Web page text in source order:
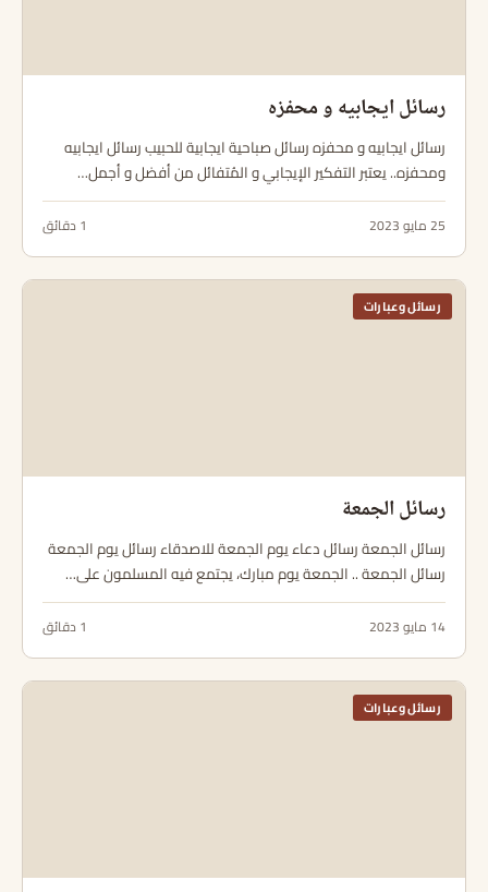
رسائل ايجابيه و محفزه
رسائل ايجابيه و محفزه رسائل صباحية ايجابية للحبيب رسائل ايجابيه
ومحفزه.. يعتبر التفكير الإيجابي و المُتفائل من أفضل و أجمل…
25 مايو 2023 1 دقائق
رسائل وعبارات
رسائل الجمعة
رسائل الجمعة رسائل دعاء يوم الجمعة للاصدقاء رسائل يوم الجمعة
رسائل الجمعة .. الجمعة يوم مبارك، يجتمع فيه المسلمون على…
14 مايو 2023 1 دقائق
رسائل وعبارات